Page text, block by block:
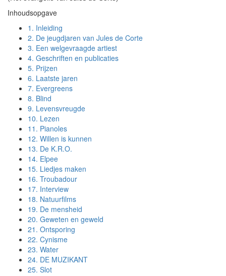
Inhoudsopgave
1. Inleiding
2. De jeugdjaren van Jules de Corte
3. Een welgevraagde artiest
4. Geschriften en publicaties
5. Prijzen
6. Laatste jaren
7. Evergreens
8. Blind
9. Levensvreugde
10. Lezen
11. Pianoles
12. Willen is kunnen
13. De K.R.O.
14. Elpee
15. Liedjes maken
16. Troubadour
17. Interview
18. Natuurfilms
19. De mensheid
20. Geweten en geweld
21. Ontsporing
22. Cynisme
23. Water
24. DE MUZIKANT
25. Slot